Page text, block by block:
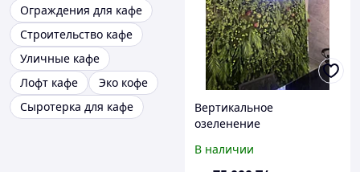
Ограждения для кафе
Строительство кафе
Уличные кафе
Лофт кафе
Эко кофе
Сыротерка для кафе
Вертикальное
озеленение
материалом премиум
В наличии